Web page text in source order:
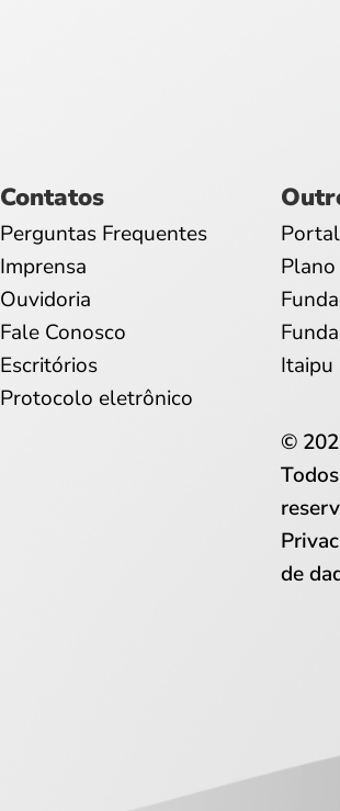
Contatos
Perguntas Frequentes
Imprensa
Ouvidoria
Fale Conosco
Escritórios
Protocolo eletrônico
Itaipu
©
de